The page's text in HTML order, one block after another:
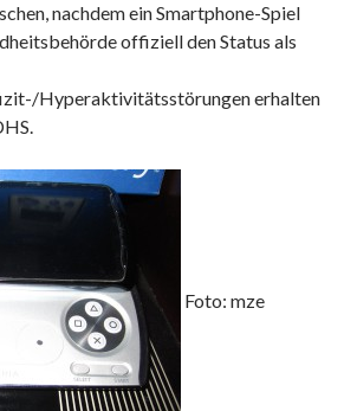
nachdem ein Smartphone-Spiel
offiziell den Status als
Hyperaktivitätsstörungen erhalten
Foto: mze